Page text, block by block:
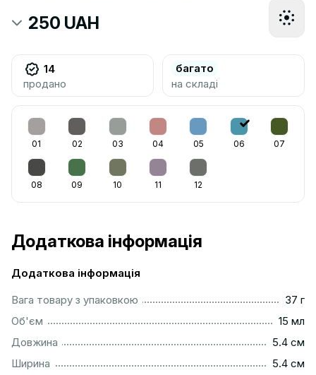
250 UAH
14
продано
багато
на складі
01 02 03 04 05 06 07
08 09 10 11 12
Додаткова інформація
Додаткова інформація
Вага товару з упаковкою
37 г
Об'єм
15 мл
Довжина
5.4 см
Ширина
5.4 см